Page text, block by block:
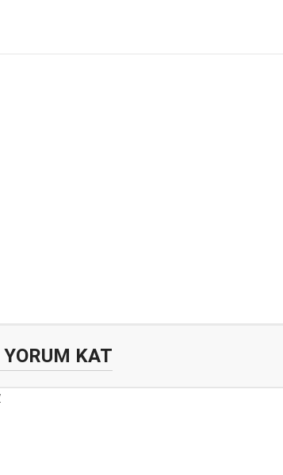
YORUM KAT